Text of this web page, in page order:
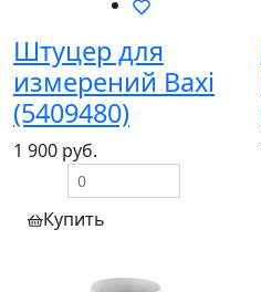
Штуцер для
измерений Baxi
(5409480)
1 900 руб.
Купить